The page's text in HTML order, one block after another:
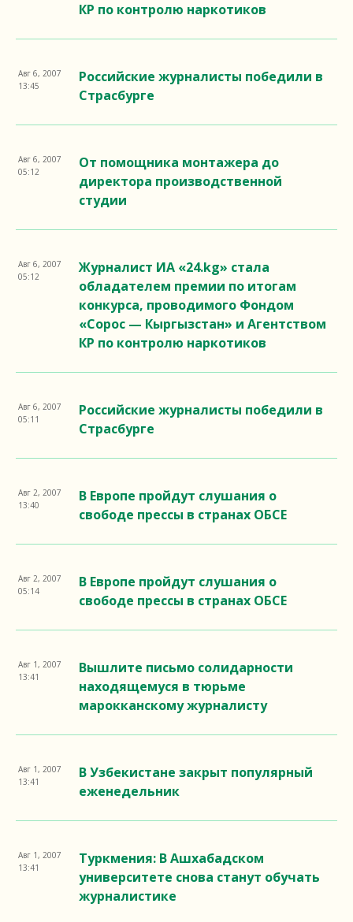
КР по контролю наркотиков
Российские журналисты победили в
Страсбурге
Авг 6, 2007
13:45
От помощника монтажера до
директора производственной
студии
Авг 6, 2007
05:12
Журналист ИА «24.kg» стала
обладателем премии по итогам
конкурса, проводимого Фондом
«Сорос — Кыргызстан» и Агентством
КР по контролю наркотиков
Авг 6, 2007
05:12
Российские журналисты победили в
Страсбурге
Авг 6, 2007
05:11
В Европе пройдут слушания о
свободе прессы в странах ОБСЕ
Авг 2, 2007
13:40
В Европе пройдут слушания о
свободе прессы в странах ОБСЕ
Авг 2, 2007
05:14
Вышлите письмо солидарности
находящемуся в тюрьме
марокканскому журналисту
Авг 1, 2007
13:41
В Узбекистане закрыт популярный
еженедельник
Авг 1, 2007
13:41
Туркмения: В Ашхабадском
университете снова станут обучать
журналистике
Авг 1, 2007
13:41